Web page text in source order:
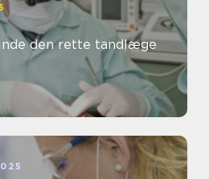
den rette tandlæge